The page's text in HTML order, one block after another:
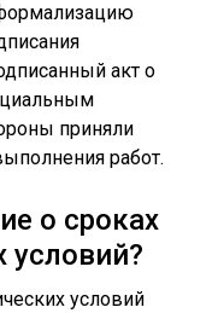
акт о
приняли
работ.
о сроках
условий?
условий